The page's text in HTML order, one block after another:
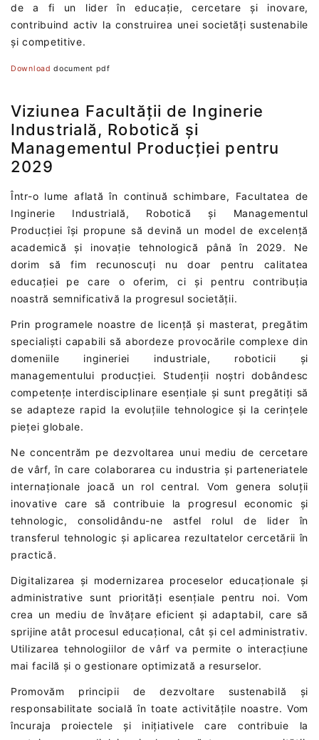
de a fi un lider în educație, cercetare și inovare,
contribuind activ la construirea unei societăți sustenabile
și competitive.
Download document pdf
Viziunea Facultății de Inginerie
Industrială, Robotică și
Managementul Producției pentru
2029
Într-o lume aflată în continuă schimbare, Facultatea de
Inginerie Industrială, Robotică și Managementul
Producției își propune să devină un model de excelență
academică și inovație tehnologică până în 2029. Ne
dorim să fim recunoscuți nu doar pentru calitatea
educației pe care o oferim, ci și pentru contribuția
noastră semnificativă la progresul societății.
Prin programele noastre de licență și masterat, pregătim
specialiști capabili să abordeze provocările complexe din
domeniile ingineriei industriale, roboticii și
managementului producției. Studenții noștri dobândesc
competențe interdisciplinare esențiale și sunt pregătiți să
se adapteze rapid la evoluțiile tehnologice și la cerințele
pieței globale.
Ne concentrăm pe dezvoltarea unui mediu de cercetare
de vârf, în care colaborarea cu industria și parteneriatele
internaționale joacă un rol central. Vom genera soluții
inovative care să contribuie la progresul economic și
tehnologic, consolidându-ne astfel rolul de lider în
transferul tehnologic și aplicarea rezultatelor cercetării în
practică.
Digitalizarea și modernizarea proceselor educaționale și
administrative sunt priorități esențiale pentru noi. Vom
crea un mediu de învățare eficient și adaptabil, care să
sprijine atât procesul educațional, cât și cel administrativ.
Utilizarea tehnologiilor de vârf va permite o interacțiune
mai facilă și o gestionare optimizată a resurselor.
Promovăm principii de dezvoltare sustenabilă și
responsabilitate socială în toate activitățile noastre. Vom
încuraja proiectele și inițiativele care contribuie la